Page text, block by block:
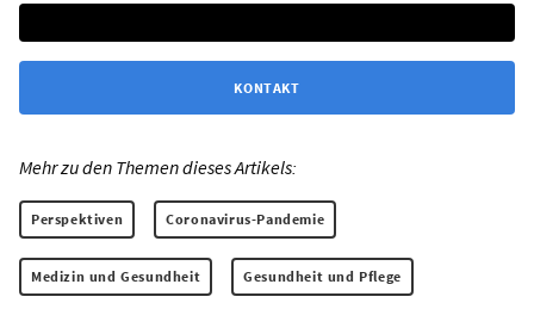
KONTAKT
Mehr zu den Themen dieses Artikels:
Perspektiven Coronavirus-Pandemie
Medizin und Gesundheit Gesundheit und Pflege